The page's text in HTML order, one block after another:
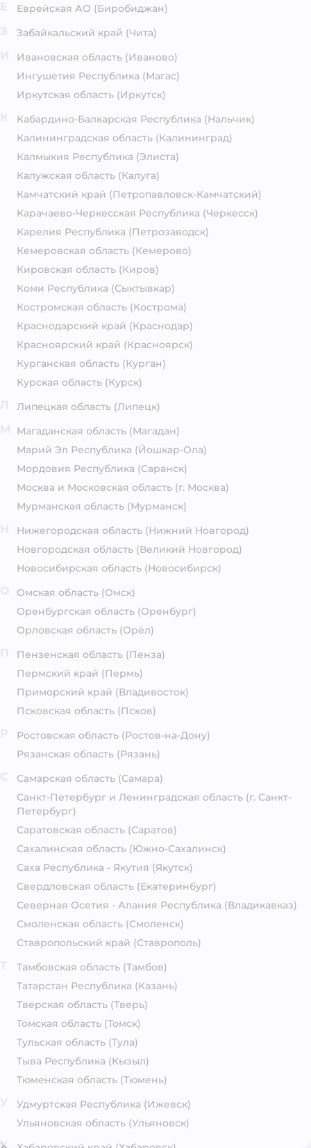
Еврейская АО (Биробиджан)
Забайкальский край (Чита)
Ивановская область (Иваново)
Ингушетия Республика (Магас)
Иркутская область (Иркутск)
Кабардино-Балкарская Республика (Нальчик)
Калининградская область (Калининград)
Калмыкия Республика (Элиста)
Калужская область (Калуга)
Камчатский край (Петропавловск-Камчатский)
Карачаево-Черкесская Республика (Черкесск)
Карелия Республика (Петрозаводск)
Кемеровская область (Кемерово)
Кировская область (Киров)
Коми Республика (Сыктывкар)
Костромская область (Кострома)
Краснодарский край (Краснодар)
Красноярский край (Красноярск)
Курганская область (Курган)
Курская область (Курск)
Липецкая область (Липецк)
Магаданская область (Магадан)
Марий Эл Республика (Йошкар-Ола)
Мордовия Республика (Саранск)
Москва и Московская область (г. Москва)
Мурманская область (Мурманск)
Нижегородская область (Нижний Новгород)
Новгородская область (Великий Новгород)
Новосибирская область (Новосибирск)
Омская область (Омск)
Оренбургская область (Оренбург)
Орловская область (Орёл)
Пензенская область (Пенза)
Пермский край (Пермь)
Приморский край (Владивосток)
Псковская область (Псков)
Ростовская область (Ростов-на-Дону)
Рязанская область (Рязань)
Самарская область (Самара)
Санкт-Петербург и Ленинградская область (г. Санкт-
Петербург)
Саратовская область (Саратов)
Сахалинская область (Южно-Сахалинск)
Саха Республика - Якутия (Якутск)
Свердловская область (Екатеринбург)
Северная Осетия - Алания Республика (Владикавказ)
Смоленская область (Смоленск)
Ставропольский край (Ставрополь)
Тамбовская область (Тамбов)
Татарстан Республика (Казань)
Тверская область (Тверь)
Томская область (Томск)
Тульская область (Тула)
Тыва Республика (Кызыл)
Тюменская область (Тюмень)
Удмуртская Республика (Ижевск)
Ульяновская область (Ульяновск)